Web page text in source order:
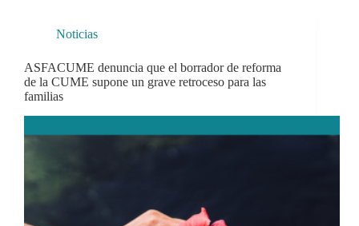
Noticias
ASFACUME denuncia que el borrador de reforma
de la CUME supone un grave retroceso para las
familias